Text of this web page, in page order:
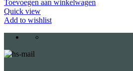
Toevoegen aan winkelwagen
Quick view
Add to wishlist